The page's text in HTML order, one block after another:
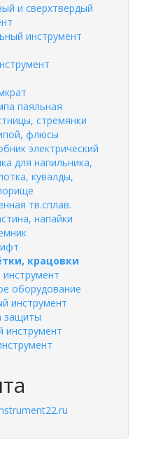
и сверхтвердый
инструмент
паяльная
стремянки
флюсы
электрический
для напильника,
кувалды,
тв.сплав.
напайки
крацовки
оборудование
инструмент
защиты
инструмент